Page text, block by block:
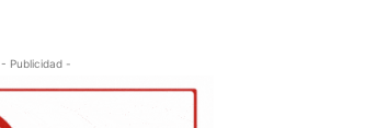
- Publicidad -